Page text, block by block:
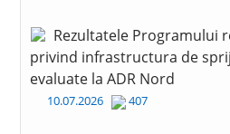
Rezultatele Programului
privind infrastructura de
evaluate la ADR Nord
10.07.2026 407